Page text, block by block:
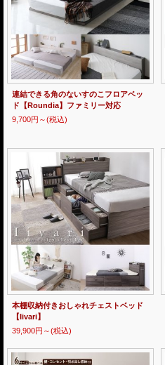
連結できる角のないすのこフロアベッ
ド【Roundia】ファミリー対応
9,700円～(税込)
本棚収納付きおしゃれチェストベッド
【Iivari】
39,900円～(税込)